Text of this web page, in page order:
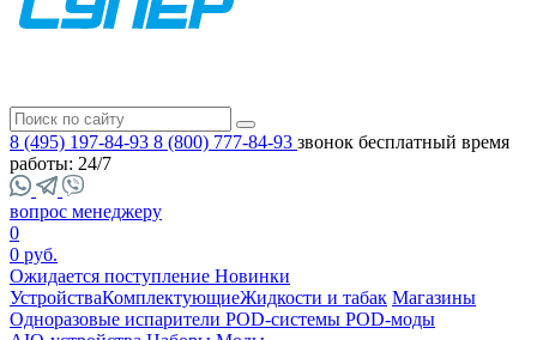
8 (495) 197-84-93 8 (800) 777-84-93 звонок бесплатный время
работы: 24/7
вопрос менеджеру
0
0 руб.
Ожидается поступление Новинки
УстройстваКомплектующиеЖидкости и табак Магазины
Одноразовые испарители POD-системы POD-моды